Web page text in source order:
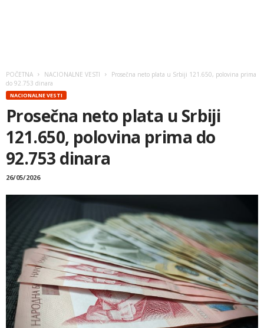
POČETNA NACIONALNE VESTI
Prosečna neto plata u Srbiji 121.650, polovina prima
do 92.753 dinara
NACIONALNE VESTI
Prosečna neto plata u Srbiji
121.650, polovina prima do
92.753 dinara
26/05/2026